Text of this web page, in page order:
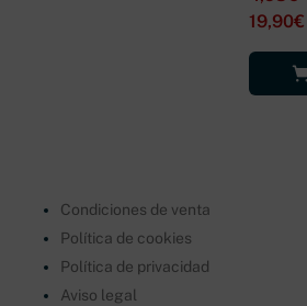
19,90€
Condiciones de venta
Política de cookies
Política de privacidad
Aviso legal